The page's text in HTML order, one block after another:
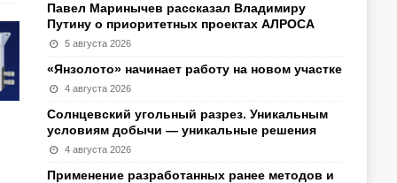
Павел Маринычев рассказал Владимиру
Путину о приоритетных проектах АЛРОСА
5 августа 2026
«Янзолото» начинает работу на новом участке
4 августа 2026
Солнцевский угольный разрез. Уникальным
условиям добычи — уникальные решения
4 августа 2026
Применение разработанных ранее методов и